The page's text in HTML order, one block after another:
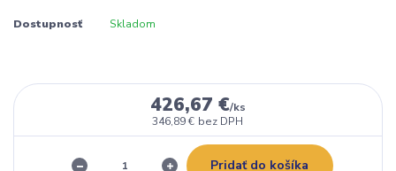
Dostupnosť Skladom
426,67 €/ks
346,89 € bez DPH
Pridať do košíka